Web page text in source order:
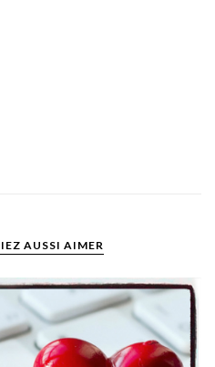
AUSSI AIMER